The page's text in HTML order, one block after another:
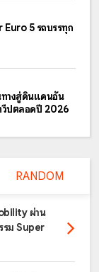
5 รถบรรทุก
างสู่ดินแดนอัน
วีปตลอดปี 2026
RANDOM
ผ่าน
รม Super